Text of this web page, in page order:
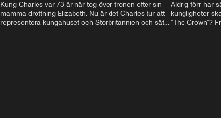
Kung Charles var 73 år när tog över tronen efter sin
mamma drottning Elizabeth. Nu är det Charles tur att
representera kungahuset och Storbritannien och sätta
Aldrig förr har
kungligheter
”The Crown”?